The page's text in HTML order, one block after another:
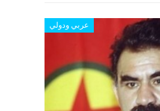
عربي ودولي